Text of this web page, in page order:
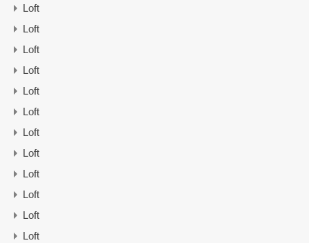
Loft
Loft
Loft
Loft
Loft
Loft
Loft
Loft
Loft
Loft
Loft
Loft